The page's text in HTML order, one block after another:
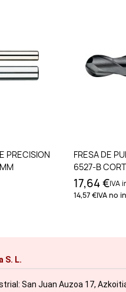
PRECISION
FRESA DE
6527-B
17,64 €IVA
14,57 €IVA no
S. L.
San Juan Auzoa 17,